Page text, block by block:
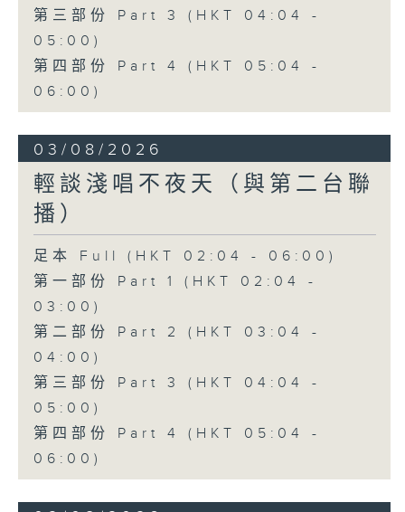
第三部份 Part 3 (HKT 04:04 -
05:00)
第四部份 Part 4 (HKT 05:04 -
06:00)
03/08/2026
輕談淺唱不夜天（與第二台聯
播）
足本 Full (HKT 02:04 - 06:00)
第一部份 Part 1 (HKT 02:04 -
03:00)
第二部份 Part 2 (HKT 03:04 -
04:00)
第三部份 Part 3 (HKT 04:04 -
05:00)
第四部份 Part 4 (HKT 05:04 -
06:00)